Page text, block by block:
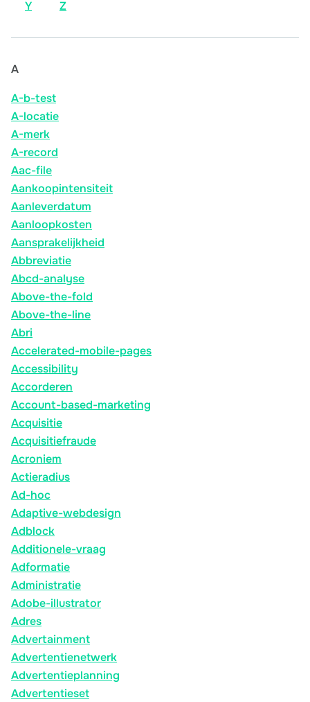
Y Z
A
A-b-test
A-locatie
A-merk
A-record
Aac-file
Aankoopintensiteit
Aanleverdatum
Aanloopkosten
Aansprakelijkheid
Abbreviatie
Abcd-analyse
Above-the-fold
Above-the-line
Abri
Accelerated-mobile-pages
Accessibility
Accorderen
Account-based-marketing
Acquisitie
Acquisitiefraude
Acroniem
Actieradius
Ad-hoc
Adaptive-webdesign
Adblock
Additionele-vraag
Adformatie
Administratie
Adobe-illustrator
Adres
Advertainment
Advertentienetwerk
Advertentieplanning
Advertentieset